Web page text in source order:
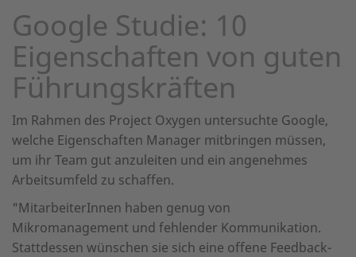
Google Studie: 10
Eigenschaften von guten
Führungskräften
Im Rahmen des Project Oxygen untersuchte Google,
welche Eigenschaften Manager mitbringen müssen,
um ihr Team gut anzuleiten und ein angenehmes
Arbeitsumfeld zu schaffen.
"MitarbeiterInnen haben genug von
Mikromanagement und fehlender Kommunikation.
Stattdessen wünschen sie sich eine offene Feedback-